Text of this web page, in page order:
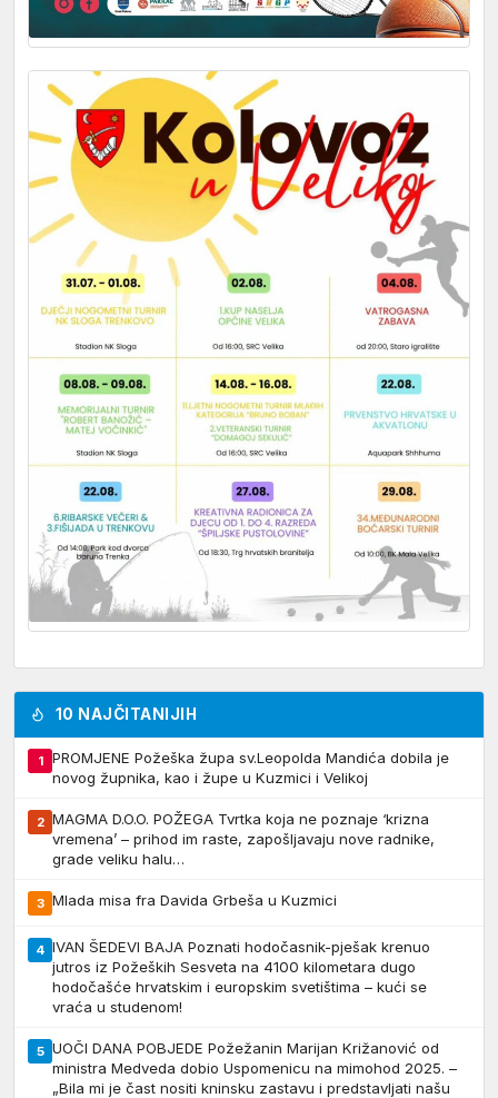
10 NAJČITANIJIH
1
PROMJENE Požeška župa sv.Leopolda Mandića dobila je
novog župnika, kao i župe u Kuzmici i Velikoj
2 MAGMA D.O.O. POŽEGA Tvrtka koja ne poznaje ‘krizna
vremena’ – prihod im raste, zapošljavaju nove radnike,
grade veliku halu…
3 Mlada misa fra Davida Grbeša u Kuzmici
4 IVAN ŠEDEVI BAJA Poznati hodočasnik-pješak krenuo
jutros iz Požeških Sesveta na 4100 kilometara dugo
hodočašće hrvatskim i europskim svetištima – kući se
vraća u studenom!
5 UOČI DANA POBJEDE Požežanin Marijan Križanović od
ministra Medveda dobio Uspomenicu na mimohod 2025. –
„Bila mi je čast nositi kninsku zastavu i predstavljati našu